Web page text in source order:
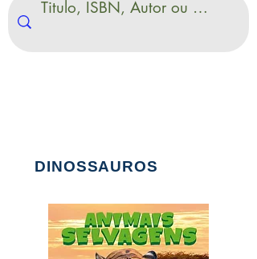
DINOSSAUROS